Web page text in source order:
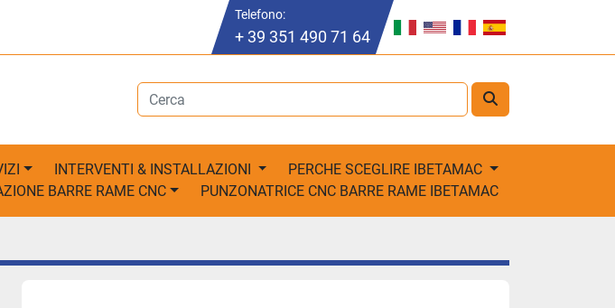
Telefono:
+ 39 351 490 71 64
INTERVENTI & INSTALLAZIONI
PERCHE SCEGLIRE IBETAMAC
BARRE RAME CNC
PUNZONATRICE CNC BARRE RAME IBETAMAC